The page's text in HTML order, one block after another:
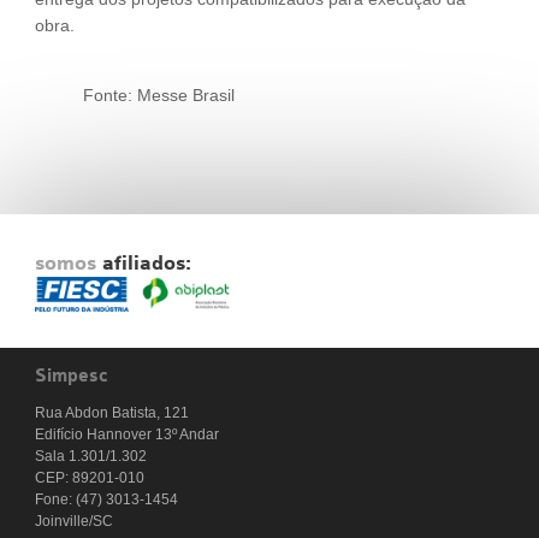
obra.
Fonte: Messe Brasil
somos afiliados:
Simpesc
Rua Abdon Batista, 121
Edifício Hannover 13º Andar
Sala 1.301/1.302
CEP: 89201-010
Fone: (47) 3013-1454
Joinville/SC